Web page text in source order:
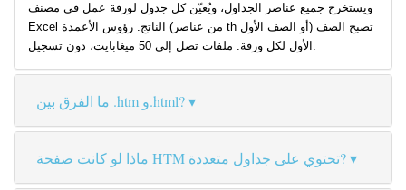
ويستخرج جميع عناصر الجداول، ويُعيّن كل جدول لورقة عمل في مصنف
Excel الناتج. رؤوس الأعمدة (من عناصر th أو الصف الأول) تصبح الصف
الأول لكل ورقة. ملفات تصل إلى 50 ميغابايت، دون تسجيل.
ما الفرق بين .htm و.html?
ماذا لو كانت صفحة HTM تحتوي على جداول متعددة?